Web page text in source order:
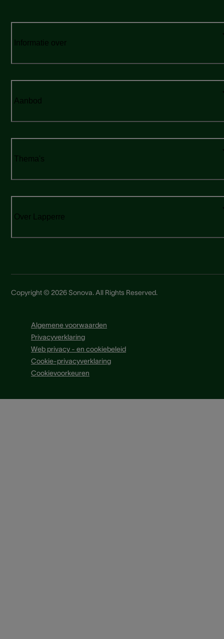
Informatie over
Aanbod
Thema's
Over Lapperre
Copyright © 2026 Sonova. All Rights Reserved.
Algemene voorwaarden
Privacyverklaring
Web privacy - en cookiebeleid
Cookie-privacyverklaring
Cookievoorkeuren